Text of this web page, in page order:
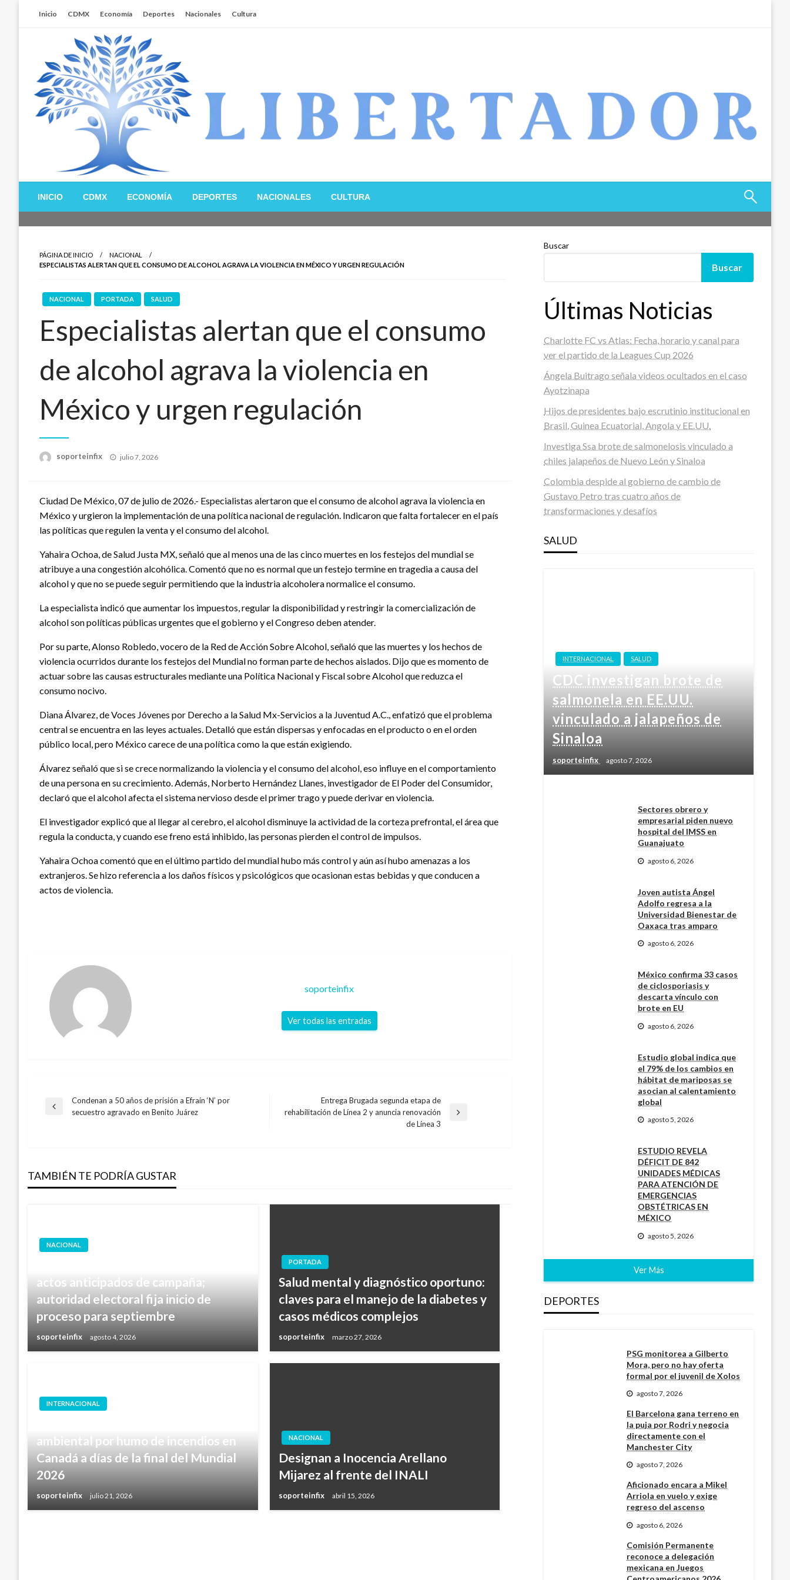
Inicio CDMX Economía Deportes Nacionales Cultura
Libertador MX
INICIO CDMX ECONOMÍA DEPORTES NACIONALES CULTURA
PÁGINA DE INICIO
NACIONAL
ESPECIALISTAS ALERTAN QUE EL CONSUMO DE ALCOHOL AGRAVA LA VIOLENCIA EN MÉXICO Y URGEN REGULACIÓN
NACIONAL PORTADA SALUD
Especialistas alertan que el consumo
de alcohol agrava la violencia en
México y urgen regulación
soporteinfix
Publicado
julio 7, 2026
Ciudad De México, 07 de julio de 2026.- Especialistas alertaron que el consumo de alcohol agrava la violencia en
México y urgieron la implementación de una política nacional de regulación. Indicaron que falta fortalecer en el país
las políticas que regulen la venta y el consumo del alcohol.
Yahaira Ochoa, de Salud Justa MX, señaló que al menos una de las cinco muertes en los festejos del mundial se
atribuye a una congestión alcohólica. Comentó que no es normal que un festejo termine en tragedia a causa del
alcohol y que no se puede seguir permitiendo que la industria alcoholera normalice el consumo.
La especialista indicó que aumentar los impuestos, regular la disponibilidad y restringir la comercialización de
alcohol son políticas públicas urgentes que el gobierno y el Congreso deben atender.
Por su parte, Alonso Robledo, vocero de la Red de Acción Sobre Alcohol, señaló que las muertes y los hechos de
violencia ocurridos durante los festejos del Mundial no forman parte de hechos aislados. Dijo que es momento de
actuar sobre las causas estructurales mediante una Política Nacional y Fiscal sobre Alcohol que reduzca el
consumo nocivo.
Diana Álvarez, de Voces Jóvenes por Derecho a la Salud Mx-Servicios a la Juventud A.C., enfatizó que el problema
central se encuentra en las leyes actuales. Detalló que están dispersas y enfocadas en el producto o en el orden
público local, pero México carece de una política como la que están exigiendo.
Álvarez señaló que si se crece normalizando la violencia y el consumo del alcohol, eso influye en el comportamiento
de una persona en su crecimiento. Además, Norberto Hernández Llanes, investigador de El Poder del Consumidor,
declaró que el alcohol afecta el sistema nervioso desde el primer trago y puede derivar en violencia.
El investigador explicó que al llegar al cerebro, el alcohol disminuye la actividad de la corteza prefrontal, el área que
regula la conducta, y cuando ese freno está inhibido, las personas pierden el control de impulsos.
Yahaira Ochoa comentó que en el último partido del mundial hubo más control y aún así hubo amenazas a los
extranjeros. Se hizo referencia a los daños físicos y psicológicos que ocasionan estas bebidas y que conducen a
actos de violencia.
soporteinfix
Ver todas las entradas
Navegación
entradas
Entrada
Condenan a 50 años de prisión a Efraín ‘N’ por
secuestro agravado en Benito Juárez
Entrada
Entrega Brugada segunda etapa de
rehabilitación de Línea 2 y anuncia renovación
de Línea 3
TAMBIÉN TE PODRÍA GUSTAR
NACIONAL
actos anticipados de campaña;
autoridad electoral fija inicio de
proceso para septiembre
soporteinfix agosto 4, 2026
PORTADA
Salud mental y diagnóstico oportuno:
claves para el manejo de la diabetes y
casos médicos complejos
soporteinfix marzo 27, 2026
INTERNACIONAL
ambiental por humo de incendios en
Canadá a días de la final del Mundial
2026
soporteinfix julio 21, 2026
NACIONAL
Designan a Inocencia Arellano
Mijarez al frente del INALI
soporteinfix abril 15, 2026
Buscar
Buscar
Últimas Noticias
Charlotte FC vs Atlas: Fecha, horario y canal para
ver el partido de la Leagues Cup 2026
Ángela Buitrago señala videos ocultados en el caso
Ayotzinapa
Hijos de presidentes bajo escrutinio institucional en
Brasil, Guinea Ecuatorial, Angola y EE.UU.
Investiga Ssa brote de salmonelosis vinculado a
chiles jalapeños de Nuevo León y Sinaloa
Colombia despide al gobierno de cambio de
Gustavo Petro tras cuatro años de
transformaciones y desafíos
SALUD
INTERNACIONAL SALUD
CDC investigan brote de
salmonela en EE.UU.
vinculado a jalapeños de
Sinaloa
soporteinfix agosto 7, 2026
Sectores obrero y
empresarial piden nuevo
hospital del IMSS en
Guanajuato
agosto 6, 2026
Joven autista Ángel
Adolfo regresa a la
Universidad Bienestar de
Oaxaca tras amparo
agosto 6, 2026
México confirma 33 casos
de ciclosporiasis y
descarta vínculo con
brote en EU
agosto 6, 2026
Estudio global indica que
el 79% de los cambios en
hábitat de mariposas se
asocian al calentamiento
global
agosto 5, 2026
ESTUDIO REVELA
DÉFICIT DE 842
UNIDADES MÉDICAS
PARA ATENCIÓN DE
EMERGENCIAS
OBSTÉTRICAS EN
MÉXICO
agosto 5, 2026
Ver Más
DEPORTES
PSG monitorea a Gilberto
Mora, pero no hay oferta
formal por el juvenil de Xolos
agosto 7, 2026
El Barcelona gana terreno en
la puja por Rodri y negocia
directamente con el
Manchester City
agosto 7, 2026
Aficionado encara a Mikel
Arriola en vuelo y exige
regreso del ascenso
agosto 6, 2026
Comisión Permanente
reconoce a delegación
mexicana en Juegos